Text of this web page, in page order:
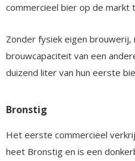
commercieel bier op de markt
Zonder fysiek eigen brouwerij,
brouwcapaciteit van een
duizend liter van hun eerste
Bronstig
Het eerste commercieel
heet Bronstig en is een